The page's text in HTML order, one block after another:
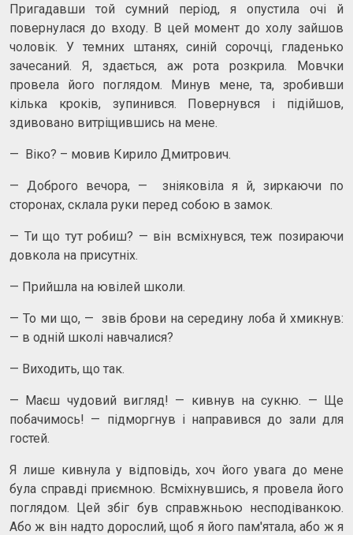
Пригадавши той сумний період, я опустила очі й
повернулася до входу. В цей момент до холу зайшов
чоловік. У темних штанях, синій сорочці, гладенько
зачесаний. Я, здається, аж рота розкрила. Мовчки
провела його поглядом. Минув мене, та, зробивши
кілька кроків, зупинився. Повернувся і підійшов,
здивовано витріщившись на мене.
— Віко? – мовив Кирило Дмитрович.
— Доброго вечора, — зніяковіла я й, зиркаючи по
сторонах, склала руки перед собою в замок.
— Ти що тут робиш? — він всміхнувся, теж позираючи
довкола на присутніх.
— Прийшла на ювілей школи.
— То ми що, — звів брови на середину лоба й хмикнув:
— в одній школі навчалися?
— Виходить, що так.
— Маєш чудовий вигляд! — кивнув на сукню. — Ще
побачимось! — підморгнув і направився до зали для
гостей.
Я лише кивнула у відповідь, хоч його увага до мене
була справді приємною. Всміхнувшись, я провела його
поглядом. Цей збіг був справжньою несподіванкою.
Або ж він надто дорослий, щоб я його пам'ятала, або ж я